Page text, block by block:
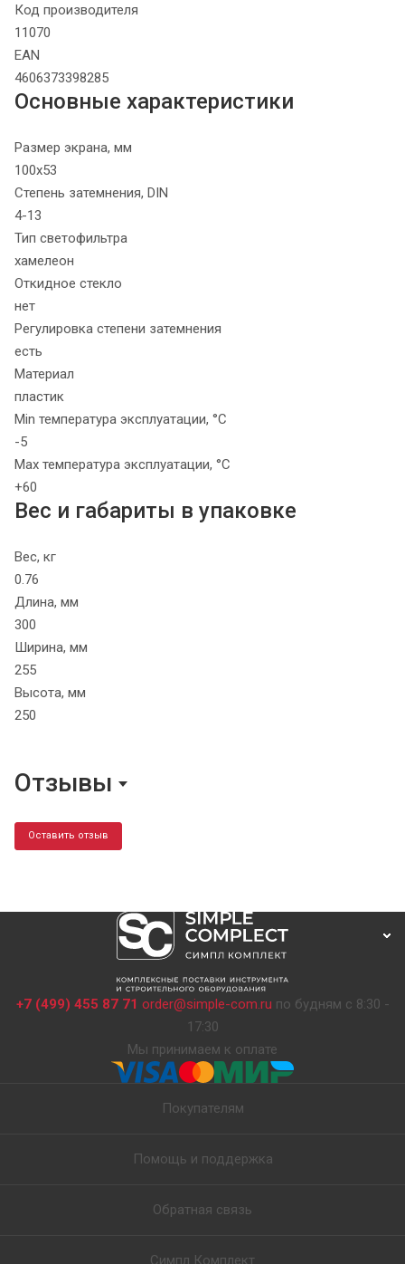
Код производителя
11070
EAN
4606373398285
Основные характеристики
Размер экрана, мм
100х53
Степень затемнения, DIN
4-13
Тип светофильтра
хамелеон
Откидное стекло
нет
Регулировка степени затемнения
есть
Материал
пластик
Min температура эксплуатации, °C
-5
Max температура эксплуатации, °C
+60
Вес и габариты в упаковке
Вес, кг
0.76
Длина, мм
300
Ширина, мм
255
Высота, мм
250
Отзывы
Оставить отзыв
+7 (499) 455 87 71 order@simple-com.ru по будням с 8:30 -
17:30
Мы принимаем к оплате
Покупателям
Помощь и поддержка
Обратная связь
Симпл Комплект